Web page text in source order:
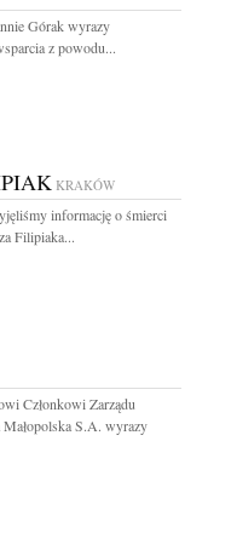
Górak wyrazy
z powodu...
KRAKÓW
informację o śmierci
Filipiaka...
Członkowi Zarządu
S.A. wyrazy